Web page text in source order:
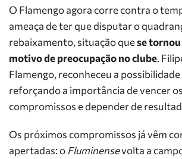
O Flamengo agora corre contra o
ameaça de ter que disputar o
rebaixamento, situação quese
motivo de preocupação no clube.
Flamengo, reconheceu a
reforçando a importância de vencer
compromissos e depender de
Os próximos compromissos já vêm
apertadas: o Fluminensevolta a